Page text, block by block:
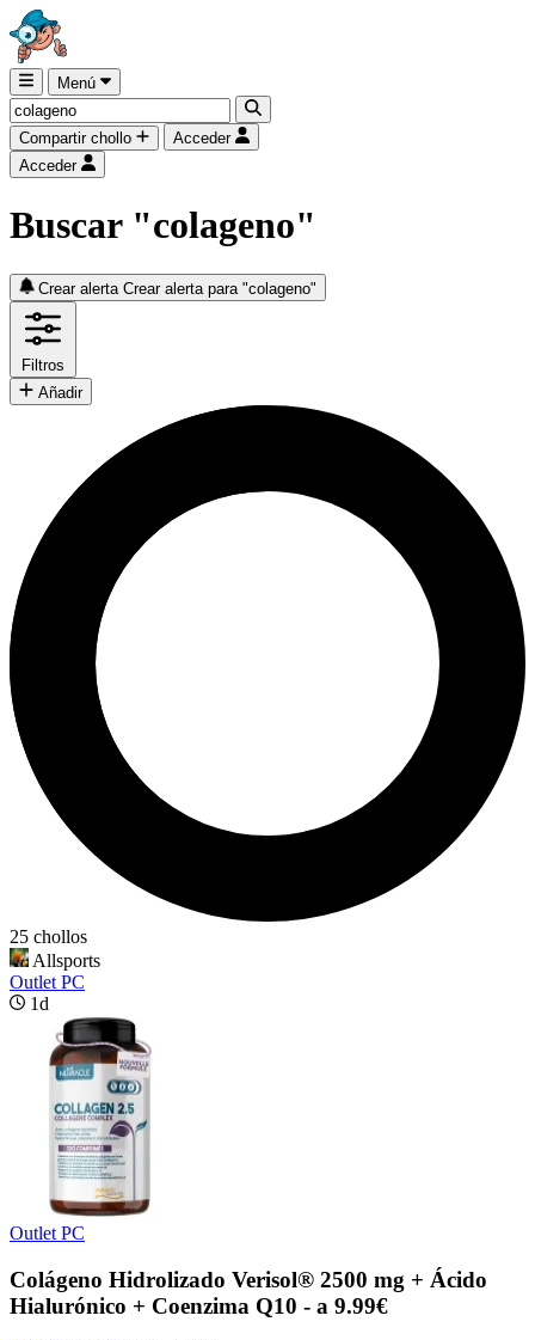
Menú
Compartir chollo
Acceder
Acceder
Buscar "colageno"
Crear alerta Crear alerta para "colageno"
Filtros
Añadir
25 chollos
Allsports
Outlet PC
1d
Outlet PC
Colágeno Hidrolizado Verisol® 2500 mg + Ácido
Hialurónico + Coenzima Q10 - a 9.99€